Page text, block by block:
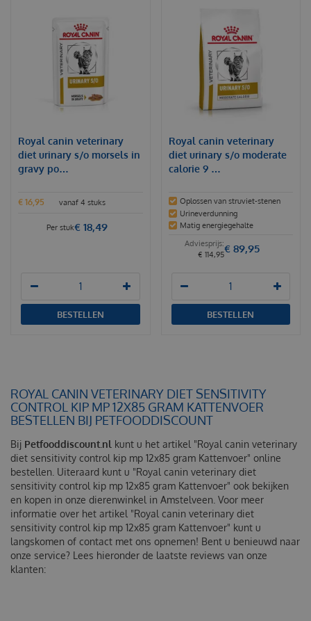
Royal canin veterinary
diet urinary s/o morsels in
gravy po…
vanaf 4 stuks
€ 16,95
€ 18,49
Per stuk
BESTELLEN
Royal canin veterinary
diet urinary s/o moderate
calorie 9 …
Oplossen van struviet-stenen
Urineverdunning
Matig energiegehalte
€ 114,95€ 89,95
BESTELLEN
ROYAL CANIN VETERINARY DIET SENSITIVITY
CONTROL KIP MP 12X85 GRAM KATTENVOER
BESTELLEN BIJ PETFOODDISCOUNT
Bij Petfooddiscount.nl kunt u het artikel "Royal canin veterinary
diet sensitivity control kip mp 12x85 gram Kattenvoer" online
bestellen. Uiteraard kunt u "Royal canin veterinary diet
sensitivity control kip mp 12x85 gram Kattenvoer" ook bekijken
en kopen in onze dierenwinkel in Amstelveen. Voor meer
informatie over het artikel "Royal canin veterinary diet
sensitivity control kip mp 12x85 gram Kattenvoer" kunt u
langskomen of contact met ons opnemen! Bent u benieuwd naar
onze service? Lees hieronder de laatste reviews van onze
klanten: